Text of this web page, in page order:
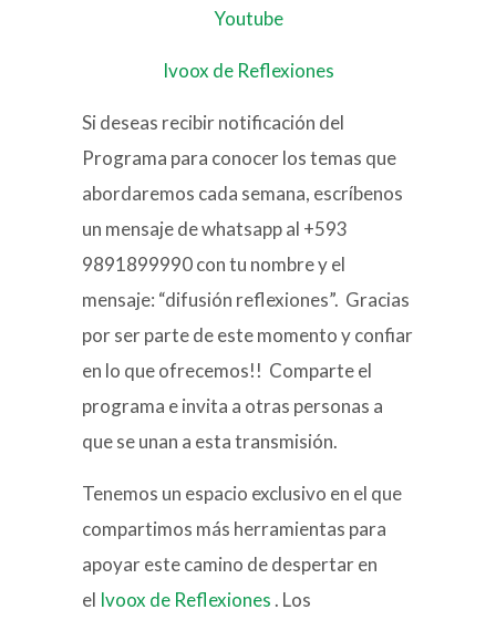
Youtube
Ivoox de Reflexiones
Si deseas recibir notificación del
Programa para conocer los temas que
abordaremos cada semana, escríbenos
un mensaje de whatsapp al +593
9891899990 con tu nombre y el
mensaje: “difusión reflexiones”. Gracias
por ser parte de este momento y confiar
en lo que ofrecemos!! Comparte el
programa e invita a otras personas a
que se unan a esta transmisión.
Tenemos un espacio exclusivo en el que
compartimos más herramientas para
apoyar este camino de despertar en
el Ivoox de Reflexiones . Los